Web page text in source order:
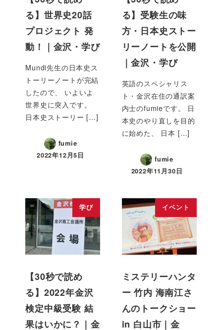
る】世界史20話
プロジェクト 発
動！｜金沢・学び
Mundi先生の日本史ス
トーリーノートが完結
したので、 いよいよ
世界史に突入です。
日本史ストーリー […]
fumie
2022年12月5日
る】受験生の味
方・日本史ストー
リーノートを公開
｜金沢・学び
英語のスペシャリス
ト・金沢在住の通訳案
内士のfumieです。 日
本史のやり直しを目的
に始めた、 日本 […]
fumie
2022年11月30日
学び
【30秒で読め
る】2022年金沢
検定中級受験 結
果はいかに？｜金
イベント
ミステリーハンタ
ー 竹内 海南江さ
んのトークショー
in 白山市｜金